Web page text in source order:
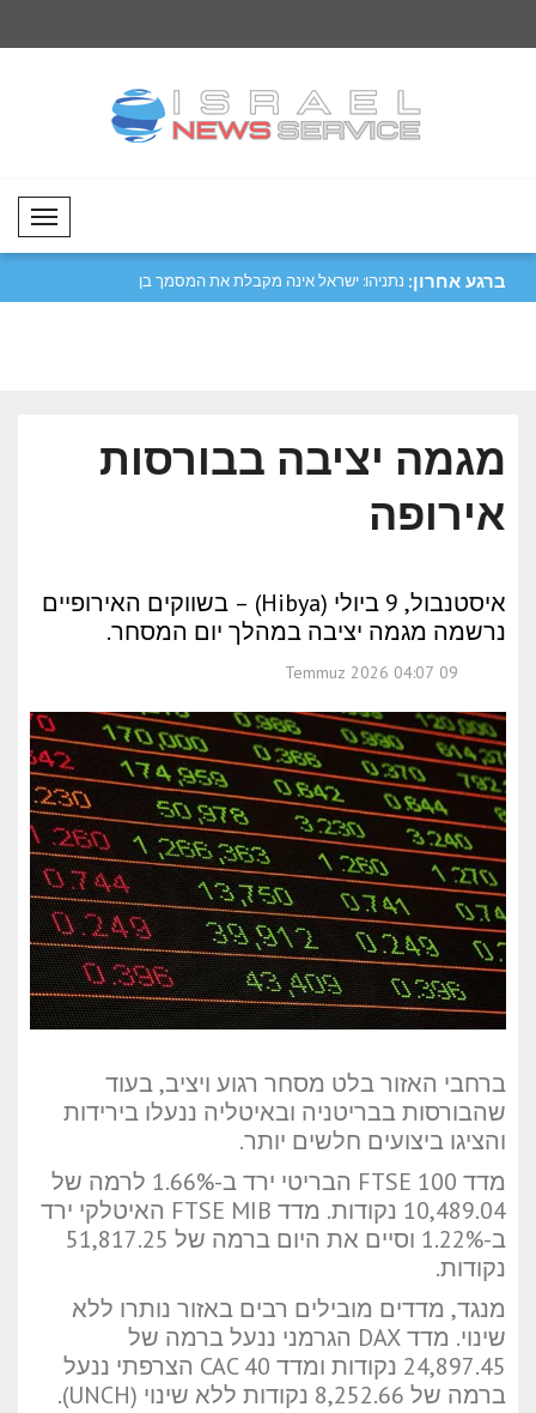
Mobil Menü
ברגע אחרון: נתניהו: ישראל אינה מקבלת את המסמך בן בוחרת לספק
מגמה יציבה בבורסות
אירופה
איסטנבול, 9 ביולי (Hibya) – בשווקים האירופיים
נרשמה מגמה יציבה במהלך יום המסחר.
09 Temmuz 2026 04:07
ברחבי האזור בלט מסחר רגוע ויציב, בעוד
שהבורסות בבריטניה ובאיטליה ננעלו בירידות
והציגו ביצועים חלשים יותר.
מדד FTSE 100 הבריטי ירד ב-1.66% לרמה של
10,489.04 נקודות. מדד FTSE MIB האיטלקי ירד
ב-1.22% וסיים את היום ברמה של 51,817.25
נקודות.
מנגד, מדדים מובילים רבים באזור נותרו ללא
שינוי. מדד DAX הגרמני ננעל ברמה של
24,897.45 נקודות ומדד CAC 40 הצרפתי ננעל
ברמה של 8,252.66 נקודות ללא שינוי (UNCH).